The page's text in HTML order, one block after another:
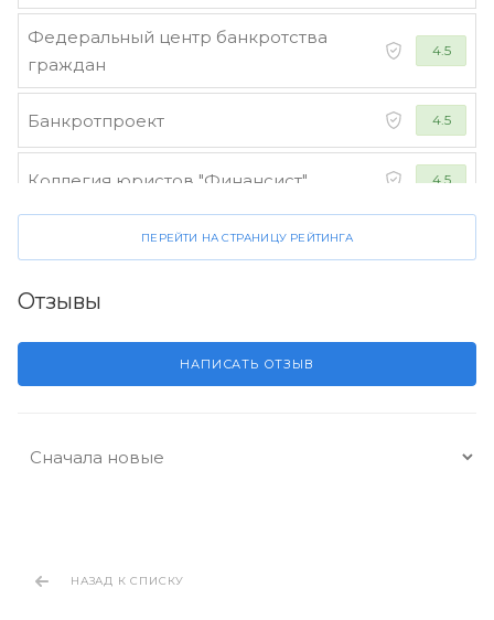
Федеральный центр банкротства
граждан
4.5
Банкротпроект 4.5
Коллегия юристов "Финансист" 4.5
ПЕРЕЙТИ НА СТРАНИЦУ РЕЙТИНГА
Отзывы
НАПИСАТЬ ОТЗЫВ
НАЗАД К СПИСКУ